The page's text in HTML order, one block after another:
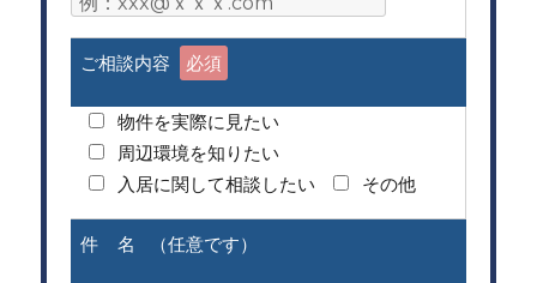
ご相談内容 必須
物件を実際に見たい
周辺環境を知りたい
入居に関して相談したい
その他
件 名 （任意です）